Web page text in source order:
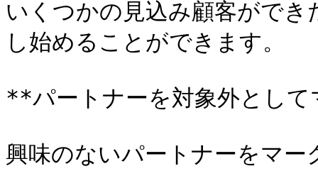
いくつかの見込み顧客がで
し始めることができます。
**パートナーを対象外とし
興味のないパートナーをマ